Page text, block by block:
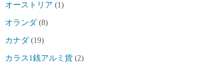
オーストリア (1)
オランダ(8)
カナダ(19)
カラス1銭アルミ貨 (2)